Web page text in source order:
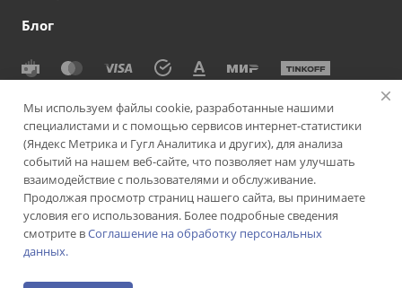
Блог
© 2026 Сеть офтальмологических клиник СВЕТОДАР
Политика конфиденциальности
|
Согласие на обработку
персональных данных
Политика использования cookie-
Пользовательское соглашение
Версия для слабовидящих Подписаться на рассылку
ИМЕЮТСЯ ПРОТИВОПОКАЗАНИЯ. НЕОБХОДИМА
Мы используем файлы cookie, разработанные нашими
специалистами и с помощью сервисов интернет-статистики
(Яндекс Метрика и Гугл Аналитика и других), для анализа
событий на нашем веб-сайте, что позволяет нам улучшать
взаимодействие с пользователями и обслуживание.
Продолжая просмотр страниц нашего сайта, вы принимаете
условия его использования. Более подробные сведения
смотрите вСоглашение на обработку персональных
данных.